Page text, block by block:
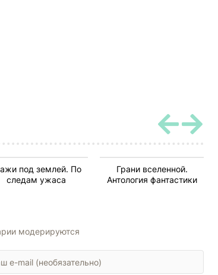
под землей. По
следам ужаса
Грани вселенной.
Антология фантастики
модерируются